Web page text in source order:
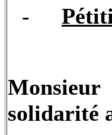
-
solidarité